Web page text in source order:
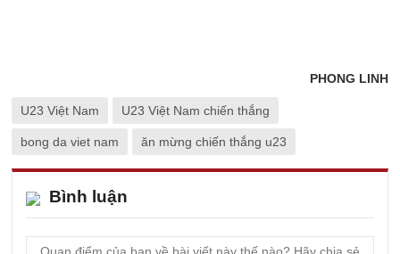
PHONG LINH
U23 Việt Nam U23 Việt Nam chiến thắng
bong da viet nam ăn mừng chiến thắng u23
Bình luận